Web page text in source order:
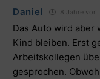
Daniel 8 Jahre vor
Das Auto wird aber
Kind bleiben. Erst
Arbeitskollegen
gesprochen.